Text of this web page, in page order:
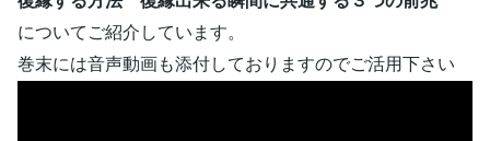
についてご紹介しています。
巻末には音声動画も添付しておりますのでご活用下さい